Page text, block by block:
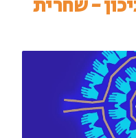
- שחרית